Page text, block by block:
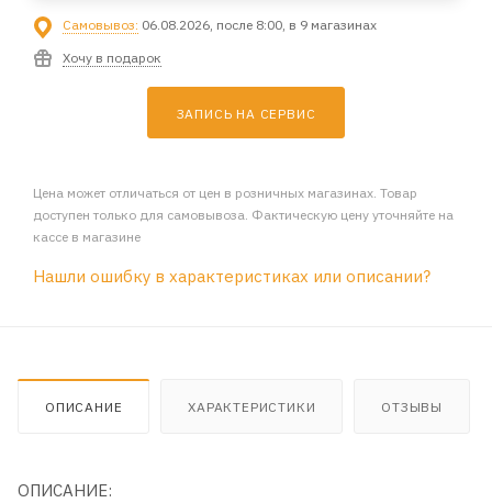
Самовывоз: 06.08.2026, после 8:00, в 9 магазинах
Хочу в подарок
ЗАПИСЬ НА СЕРВИС
Цена может отличаться от цен в розничных магазинах. Товар
доступен только для самовывоза. Фактическую цену уточняйте на
кассе в магазине
Нашли ошибку в характеристиках или описании?
ОПИСАНИЕ ХАРАКТЕРИСТИКИ ОТЗЫВЫ
ОПИСАНИЕ: